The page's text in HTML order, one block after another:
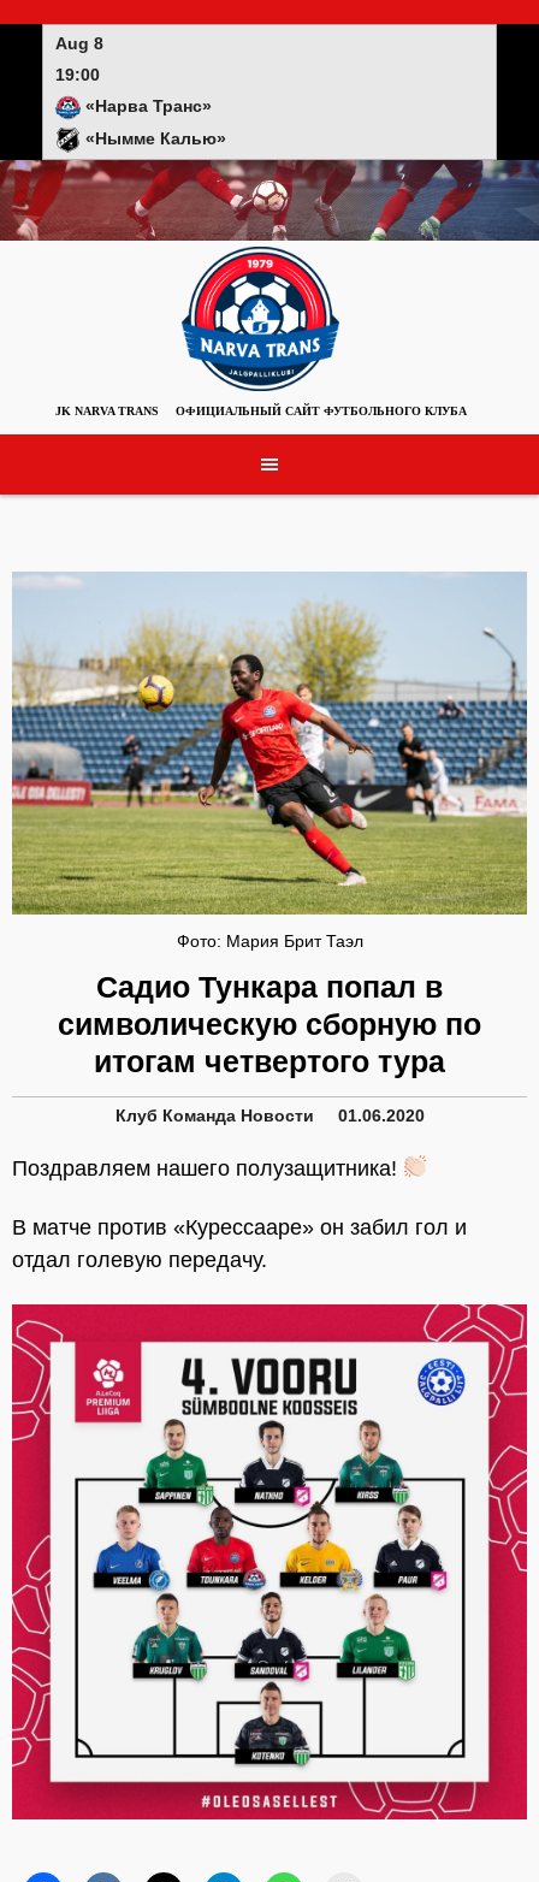
Aug 8
19:00
«Нарва Транс»
«Нымме Калью»
JK NARVA TRANS ОФИЦИАЛЬНЫЙ САЙТ ФУТБОЛЬНОГО КЛУБА
Фото: Мария Брит Таэл
Садио Тункара попал в
символическую сборную по
итогам четвертого тура
Клуб Команда Новости 01.06.2020
Поздравляем нашего полузащитника!
В матче против «Курессааре» он забил гол и
отдал голевую передачу.